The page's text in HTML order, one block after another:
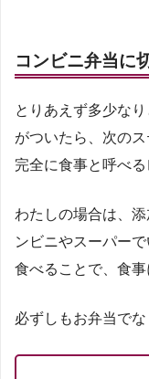
コンビニ弁当に
とりあえず多少な
がついたら、次の
完全に食事と呼べる
わたしの場合は、
ンビニやスーパー
食べることで、食事
必ずしもお弁当でな